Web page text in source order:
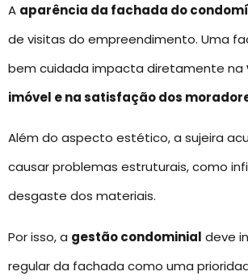
A aparência da fachada do
de visitas do empreendimento. Uma
bem cuidada impacta diretamente na
imóvel e na satisfação dos
Além do aspecto estético, a sujeira
causar problemas estruturais, como
desgaste dos materiais.
Por isso, a gestão condominial deve
regular da fachada como uma